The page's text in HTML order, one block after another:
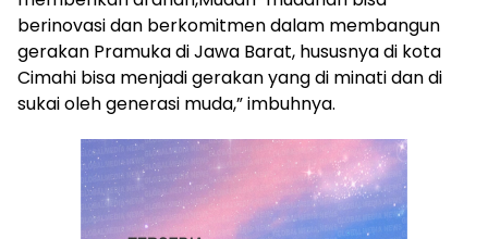
berinovasi dan berkomitmen dalam membangun
gerakan Pramuka di Jawa Barat, hususnya di kota
Cimahi bisa menjadi gerakan yang di minati dan di
sukai oleh generasi muda,” imbuhnya.